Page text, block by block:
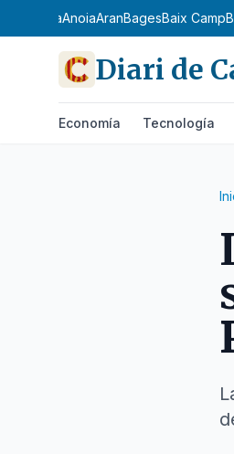
AnoiaAranBagesBaix Camp
Diari de
Economía Tecnología